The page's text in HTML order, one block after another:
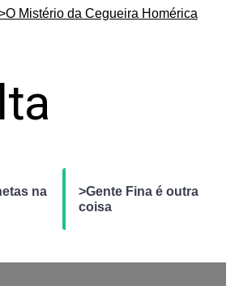
Mistério da Cegueira Homérica
na
>Gente Fina é outra
coisa